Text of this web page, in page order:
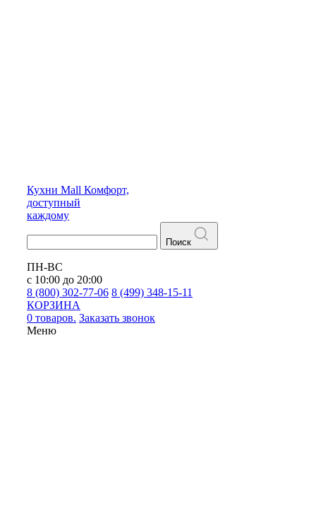
Кухни Mall Комфорт,
доступный
каждому
Поиск
ПН-ВС
с 10:00 до 20:00
8 (800) 302-77-06 8 (499) 348-15-11
КОРЗИНА
0 товаров. Заказать звонок
Меню